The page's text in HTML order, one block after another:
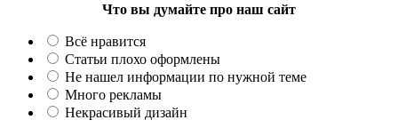
Что вы думайте про наш сайт
Всё нравится
Статьи плохо оформлены
Не нашел информации по нужной теме
Много рекламы
Некрасивый дизайн